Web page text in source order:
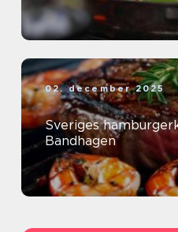
02. december 2025
Sveriges
Bandhagen